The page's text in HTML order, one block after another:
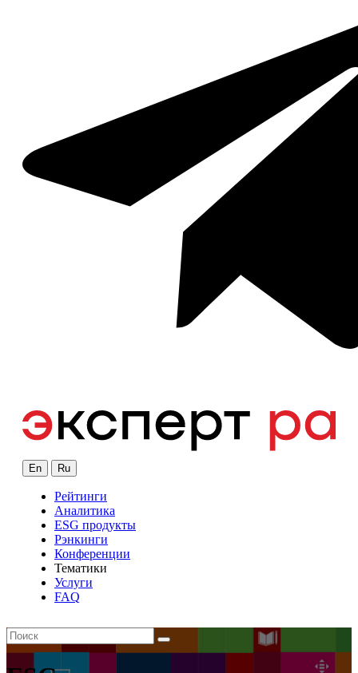
En Ru
Рейтинги
Аналитика
ESG продукты
Рэнкинги
Конференции
Тематики
Услуги
FAQ